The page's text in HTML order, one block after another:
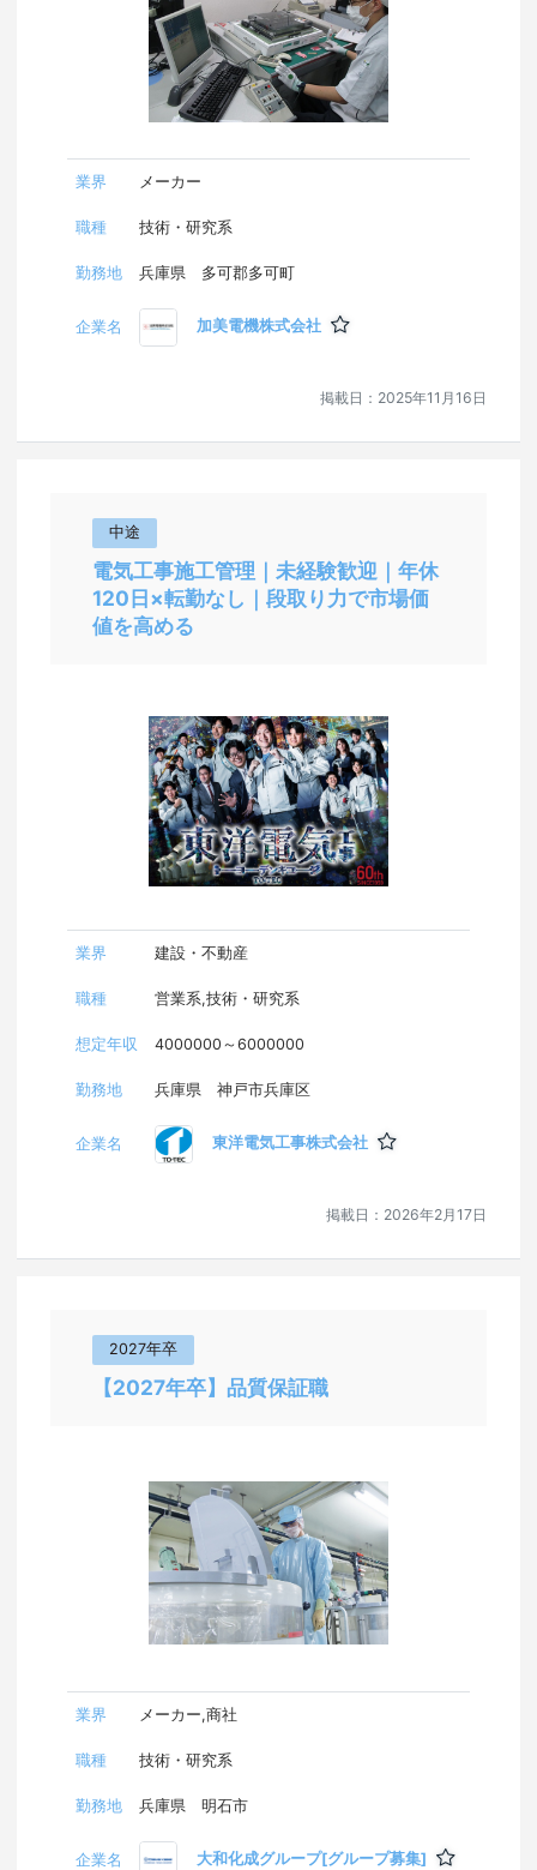
福岡県
佐賀県
鹿児島県
沖縄県
業界 メーカー
職種 技術・研究系
勤務地 兵庫県 多可郡多可町
企業名 加美電機株式会社
掲載日： 2025年11月16日
中途
電気工事施工管理｜未経験歓迎｜年休
120日×転勤なし｜段取り力で市場価
値を高める
業界 建設・不動産
職種 営業系,技術・研究系
想定年収 4000000～6000000
勤務地 兵庫県 神戸市兵庫区
企業名 東洋電気工事株式会社
掲載日： 2026年2月17日
2027年卒
【2027年卒】品質保証職
業界 メーカー,商社
職種 技術・研究系
勤務地 兵庫県 明石市
企業名 大和化成グループ[グループ募集]